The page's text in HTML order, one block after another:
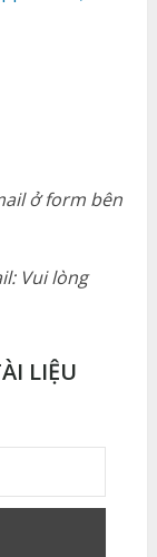
ở form bên
Vui lòng
LIỆU